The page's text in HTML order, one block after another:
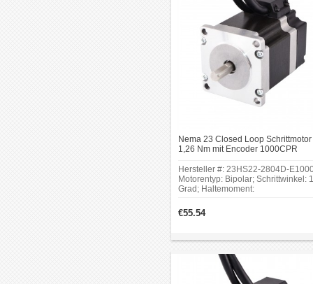
Nema 23 Closed Loop Schrittmotor
1,26 Nm mit Encoder 1000CPR
mit Encoder
Hersteller #: 23HS22-2804D-
Motorentyp: Bipolar; Schrittwinkel:
Grad; Haltemoment:
x 57mm; Körper Länge: 56mm;
Schaftdurchmesser:
Auflösung: 1000ppr.
€55.54